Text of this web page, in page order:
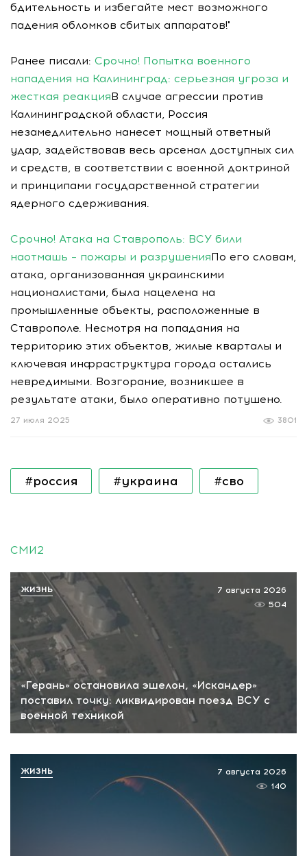
бдительность и избегайте мест возможного
падения обломков сбитых аппаратов!"
Ранее писали: Срочно! Попытка военного
нападения на Калининград: серьезная угроза и
жесткая реакцияВ случае агрессии против
Калининградской области, Россия
незамедлительно нанесет мощный ответный
удар, задействовав весь арсенал доступных сил
и средств, в соответствии с военной доктриной
и принципами государственной стратегии
ядерного сдерживания.
Срочно! Атака на Ставрополь: ВСУ били
наотмашь – пожары и разрушенияПо его словам,
атака, организованная украинскими
националистами, была нацелена на
промышленные объекты, расположенные в
Ставрополе. Несмотря на попадания на
территорию этих объектов, жилые кварталы и
ключевая инфраструктура города остались
невредимыми. Возгорание, возникшее в
результате атаки, было оперативно потушено.
3801
27 июля 2025
#россия #украина #сво
СМИ2
«Герань» остановила эшелон, «Искандер»
поставил точку: ликвидирован поезд ВСУ с
военной техникой
7 августа 2026
504
ЖИЗНЬ
7 августа 2026
140
ЖИЗНЬ